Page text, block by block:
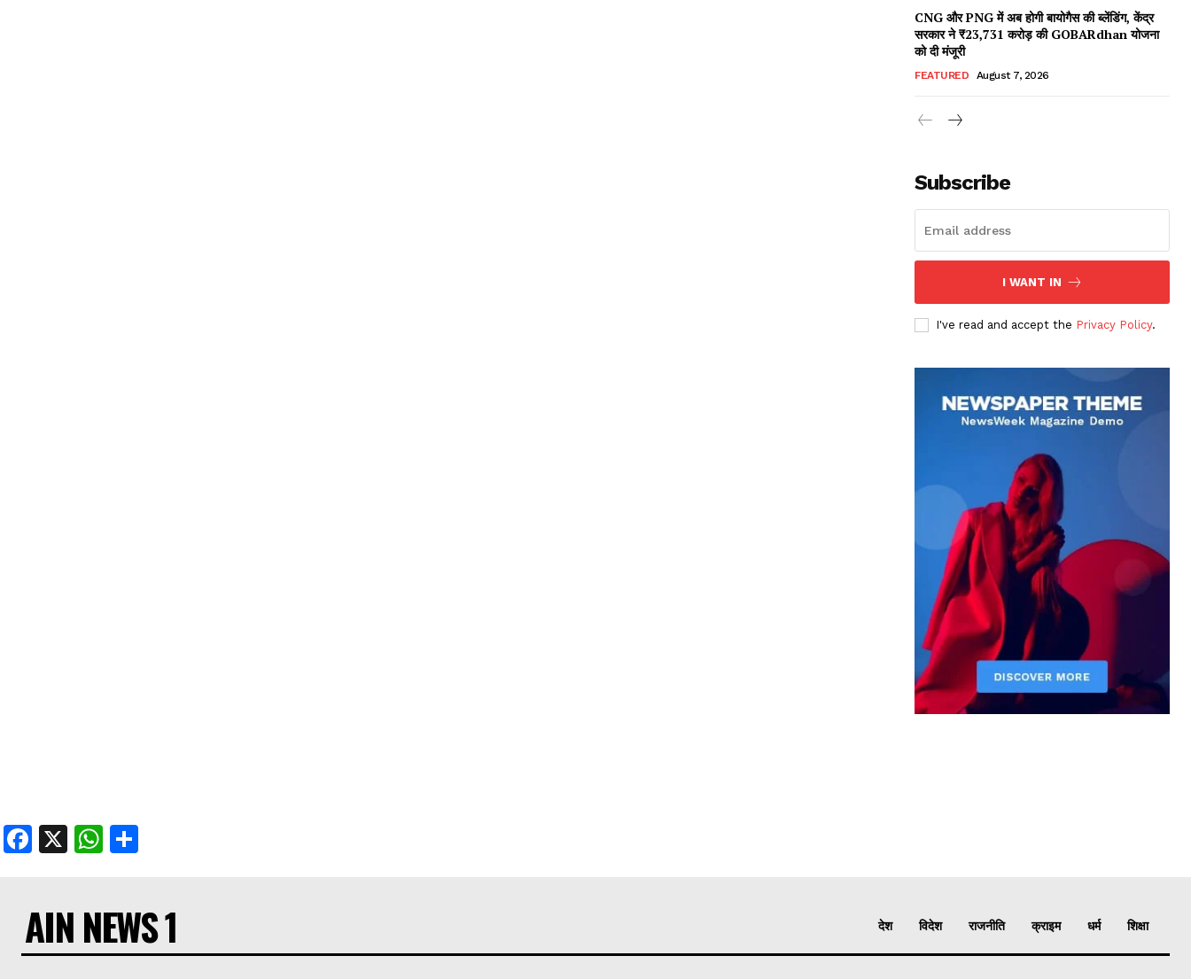
CNG और PNG में अब होगी बायोगैस की ब्लेंडिंग, केंद्र
सरकार ने ₹23,731 करोड़ की GOBARdhan योजना
को दी मंजूरी
FEATURED August 7, 2026
Subscribe
I WANT IN
I've read and accept the Privacy Policy.
Facebook
X WhatsApp
AIN NEWS 1 देश विदेश राजनीति क्राइम धर्म शिक्षा